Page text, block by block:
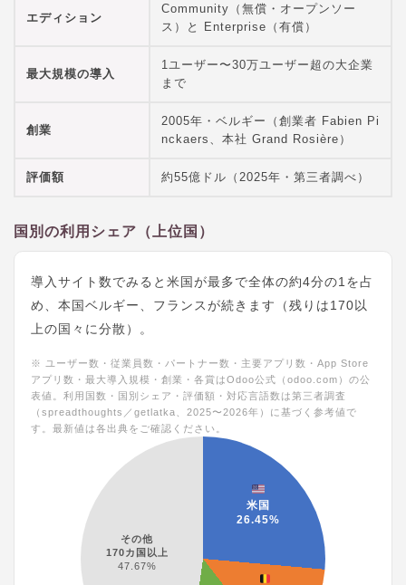
エディション
Community（無償・オープンソー
ス）と Enterprise（有償）
最大規模の導入
1ユーザー〜30万ユーザー超の大企業
まで
創業
2005年・ベルギー（創業者 Fabien Pi
nckaers、本社 Grand Rosière）
評価額 約55億ドル（2025年・第三者調べ）
国別の利用シェア（上位国）
導入サイト数でみると米国が最多で全体の約4分の1を占
め、本国ベルギー、フランスが続きます（残りは170以
上の国々に分散）。
※ ユーザー数・従業員数・パートナー数・主要アプリ数・App Store
アプリ数・最大導入規模・創業・各賞はOdoo公式（odoo.com）の公
表値。利用国数・国別シェア・評価額・対応言語数は第三者調査
（spreadthoughts／getlatka、2025〜2026年）に基づく参考値で
す。最新値は各出典をご確認ください。
米国
26.45%
その他
170カ国以上
47.67%